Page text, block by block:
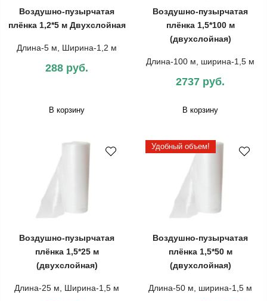
Воздушно-пузырчатая
плёнка 1,2*5 м Двухслойная
Длина-5 м, Ширина-1,2 м
288 руб.
В корзину
Воздушно-пузырчатая
плёнка 1,5*100 м
(двухслойная)
Длина-100 м, ширина-1,5 м
2737 руб.
В корзину
Воздушно-пузырчатая
плёнка 1,5*25 м
(двухслойная)
Длина-25 м, Ширина-1,5 м
Удобный объем!
Воздушно-пузырчатая
плёнка 1,5*50 м
(двухслойная)
Длина-50 м, ширина-1,5 м